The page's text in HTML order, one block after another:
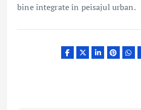
bine integrate în peisajul urban.